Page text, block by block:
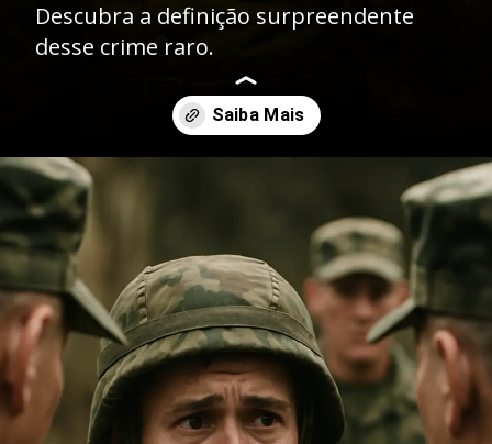
Descubra a definição surpreendente
desse crime raro.
Opening